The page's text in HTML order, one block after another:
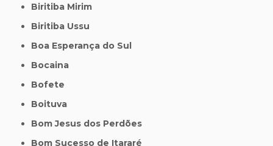
Biritiba Mirim
Biritiba Ussu
Boa Esperança do Sul
Bocaina
Bofete
Boituva
Bom Jesus dos Perdões
Bom Sucesso de Itararé